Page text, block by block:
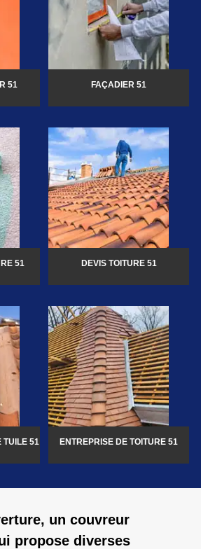
51 FAÇADIER 51
51 DEVIS TOITURE 51
TUILE 51 ENTREPRISE DE TOITURE 51
un couvreur
propose diverses